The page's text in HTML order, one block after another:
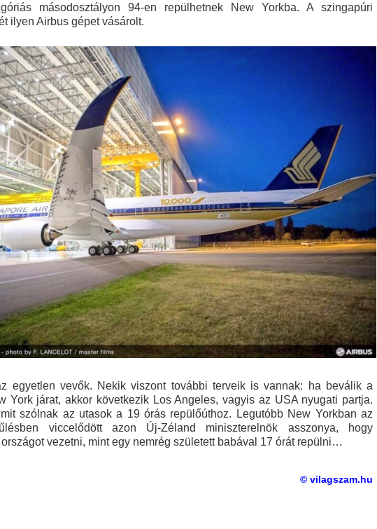
másodosztályon 94-en repülhetnek New Yorkba. A szingapúri
ilyen Airbus gépet vásárolt.
egyetlen vevők. Nekik viszont további terveik is vannak: ha beválik a
York járat, akkor következik Los Angeles, vagyis az USA nyugati partja.
szólnak az utasok a 19 órás repülőúthoz. Legutóbb New Yorkban az
viccelődött azon Új-Zéland miniszterelnök asszonya, hogy
vezetni, mint egy nemrég született babával 17 órát repülni…
© vilagszam.hu